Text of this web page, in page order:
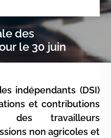
des
le 30 juin
indépendants (DSI)
et contributions
des travailleurs
non agricoles et